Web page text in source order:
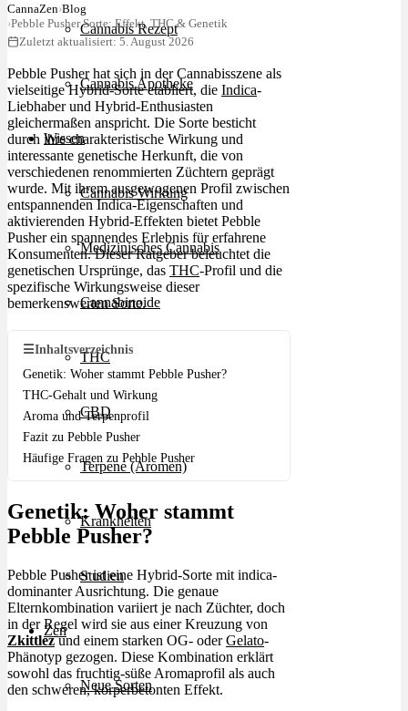
Cannabis Rezept
Cannabis Apotheke
Wissen
Cannabis Wirkung
Medizinisches Cannabis
Cannabinoide
THC
CBD
Terpene (Aromen)
Krankheiten
Studien
Zen
Neue Sorten
CannaZen›Blog
›Pebble Pusher Sorte: Effekt, THC & Genetik
Zuletzt aktualisiert: 5. August 2026
Pebble Pusher hat sich in der Cannabisszene als
vielseitige Hybrid-Sorte etabliert, die Indica-
Liebhaber und Hybrid-Enthusiasten
gleichermaßen anspricht. Die Sorte besticht
durch ihre charakteristische Wirkung und
interessante genetische Herkunft, die von
verschiedenen renommierten Züchtern geprägt
wurde. Mit ihrem ausgewogenen Profil zwischen
entspannenden Indica-Eigenschaften und
aktivierenden Hybrid-Effekten bietet Pebble
Pusher ein spannendes Erlebnis für erfahrene
Konsumenten. Dieser Ratgeber beleuchtet die
genetischen Ursprünge, das THC-Profil und die
spezifische Wirkungsweise dieser
bemerkenswerten Sorte.
☰Inhaltsverzeichnis
Genetik: Woher stammt Pebble Pusher?
THC-Gehalt und Wirkung
Aroma und Terpenprofil
Fazit zu Pebble Pusher
Häufige Fragen zu Pebble Pusher
Genetik: Woher stammt
Pebble Pusher?
Pebble Pusher ist eine Hybrid-Sorte mit indica-
dominanter Ausrichtung. Die genaue
Elternkombination variiert je nach Züchter, doch
in der Regel wird sie aus einer Kreuzung von
Zkittlezund einem starken OG- oderGelato-
Phänotyp gezogen. Diese Kombination erklärt
sowohl das fruchtig-süße Aromaprofil als auch
den schweren, körperbetonten Effekt.